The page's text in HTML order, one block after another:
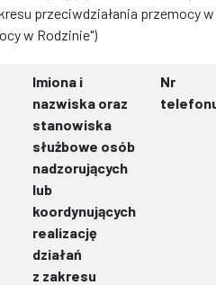
przeciwdziałania przemocy
w Rodzinie")
Imiona i
nazwiska oraz
stanowiska
służbowe osób
nadzorujących
lub
koordynujących
realizację
działań
z zakresu
Nr